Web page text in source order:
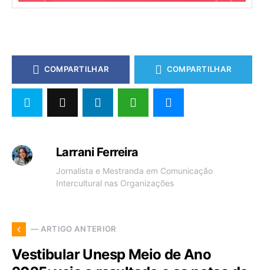
COMPARTILHAR COMPARTILHAR
Larrani Ferreira
Jornalista e Mestranda em Comunicação
Intercultural nas Organizações
— ARTIGO ANTERIOR
Vestibular Unesp Meio de Ano